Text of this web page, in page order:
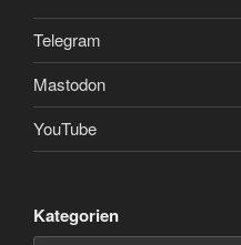
Telegram
Mastodon
YouTube
Kategorien